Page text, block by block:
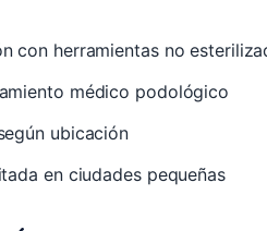
con herramientas no
médico podológico
ubicación
en ciudades pequeñas